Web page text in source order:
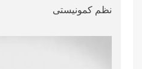
نظم کمونیستی